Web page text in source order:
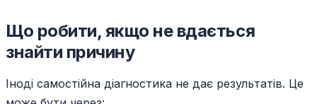
Що робити, якщо не вдається
знайти причину
Іноді самостійна діагностика не дає результатів. Це